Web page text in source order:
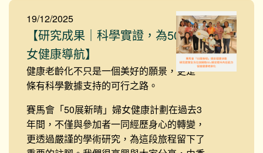
19/12/2025
【研究成果｜科學實證，為50+婦
女健康導航】
健康老齡化不只是一個美好的願景，更是一
條有科學數據支持的可行之路。
賽馬會「50展新晴」婦女健康計劃在過去3
年間，不僅與參加者一同經歷身心的轉變，
更透過嚴謹的學術研究，為這段旅程留下了